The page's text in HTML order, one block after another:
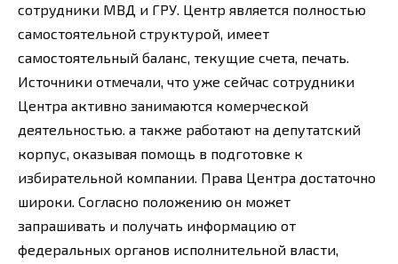
сотрудники МВД и ГРУ. Центр является полностью
самостоятельной структурой, имеет
самостоятельный баланс, текущие счета, печать.
Источники отмечали, что уже сейчас сотрудники
Центра активно занимаются комерческой
деятельностью. а также работают на депутатский
корпус, оказывая помощь в подготовке к
избирательной компании. Права Центра достаточно
широки. Согласно положению он может
запрашивать и получать информацию от
федеральных органов исполнительной власти,